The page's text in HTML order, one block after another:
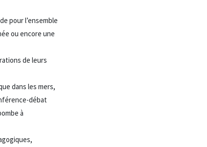
pour l’ensemble
ou encore une
de leurs
dans les mers,
débat
à